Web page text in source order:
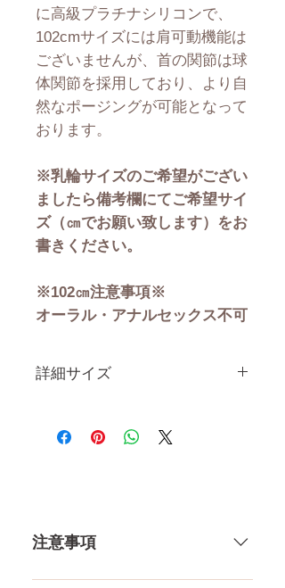
に高級プラチナシリコンで、
102cmサイズには肩可動機能は
ございませんが、首の関節は球
体関節を採用しており、より自
然なポージングが可能となって
おります。
※乳輪サイズのご希望がござい
ましたら備考欄にてご希望サイ
ズ（㎝でお願い致します）をお
書きください。
※102㎝注意事項※
オーラル・アナルセックス不可
詳細サイズ
カップ
注意事項
一体一体ハンドメイドで製造して